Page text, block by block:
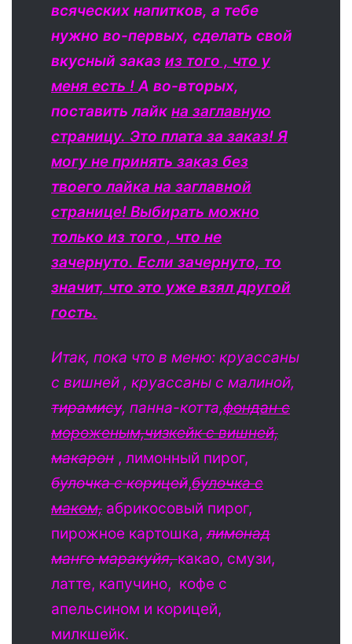
всяческих напитков, а тебе
нужно во-первых, сделать свой
вкусный заказ из того , что у
меня есть ! А во-вторых,
поставить лайкна заглавную
страницу. Это плата за заказ! Я
могу не принять заказ без
твоего лайка на заглавной
странице! Выбирать можно
только из того , что не
зачернуто. Если зачернуто, то
значит, что это уже взял другой
гость.
Итак, пока что в меню: круассаны
с вишней , круассаны с малиной,
тирамису, панна-котта,фондан с
мороженым,чизкейк с вишней,
макарон , лимонный пирог,
булочка с корицей,булочка с
маком, абрикосовый пирог,
пирожное картошка, лимонад
манго маракуйя,какао, смузи,
латте, капучино, кофе с
апельсином и корицей,
милкшейк.